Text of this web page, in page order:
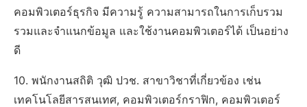
คอมพิวเตอร์ธุรกิจ มีความรู้ ความสามารถในการเก็บรวม
รวมและจำแนกข้อมูล และใช้งานคอมพิวเตอร์ได้ เป็นอย่าง
ดี
10. พนักงานสถิติ วุฒิ ปวช. สาขาวิชาที่เกี่ยวข้อง เช่น
เทคโนโลยีสารสนเทศ, คอมพิวเตอร์กราฟิก, คอมพิวเตอร์